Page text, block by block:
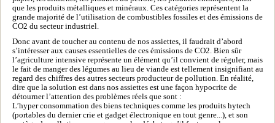
que les produits métalliques et minéraux. Ces catégories représentent la
grande majorité de l’utilisation de combustibles fossiles et des émissions de
CO2 du secteur industriel.
Donc avant de toucher au contenu de nos assiettes, il faudrait d’abord
s’intéresser aux causes essentielles de ces émissions de CO2. Bien sûr
l’agriculture intensive représente un élément qu’il convient de réguler, mais
le fait de manger des légumes au lieu de viande est tellement insignifiant au
regard des chiffres des autres secteurs producteur de pollution. En réalité,
dire que la solution est dans nos assiettes est une façon hypocrite de
détourner l’attention des problèmes réels que sont :
L’hyper consommation des biens techniques comme les produits hytech
(portables du dernier crie et gadget électronique en tout genre...), et son